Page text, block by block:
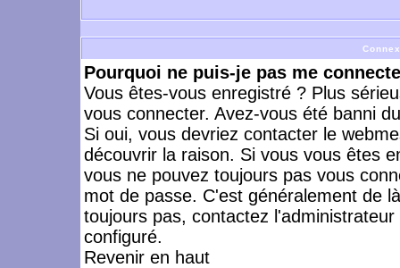
Pourquoi ne puis-je pas me
Vous êtes-vous enregistré ? Plus
vous connecter. Avez-vous été banni
Si oui, vous devriez contacter le
découvrir la raison. Si vous vous êtes
vous ne pouvez toujours pas vous
mot de passe. C'est généralement de
toujours pas, contactez
configuré.
Revenir en haut